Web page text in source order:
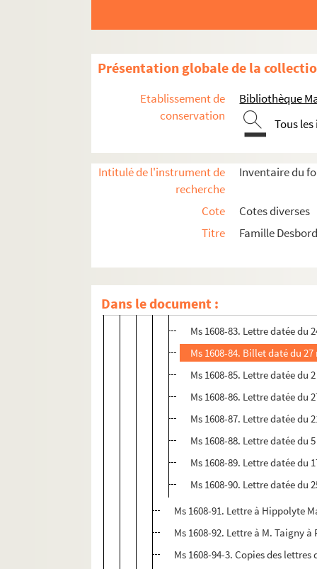
Présentation globale de la
Etablissement de
conservation
Bibliothèque
Tous
Intitulé de l'instrument de
recherche
Inventaire du
Cote
Cotes diverses
Titre
Famille
Dans le document :
Ms 1608-71. Lettre datée du
Ms 1608-73. Lettre datée du
Ms 1608-74. Lettre datée du
Ms 1608-76. Lettre datée du
Ms 1608-82. Lettre datée du
Ms 1608-83. Lettre datée du
Ms 1608-84. Billet daté du 27
Ms 1608-85. Lettre datée du
Ms 1608-86. Lettre datée du
Ms 1608-87. Lettre datée du
Ms 1608-88. Lettre datée du
Ms 1608-89. Lettre datée du
Ms 1608-90. Lettre datée du
Ms 1608-91. Lettre à Hippolyte
Ms 1608-92. Lettre à M. Taigny à
Ms 1608-94-3. Copies des